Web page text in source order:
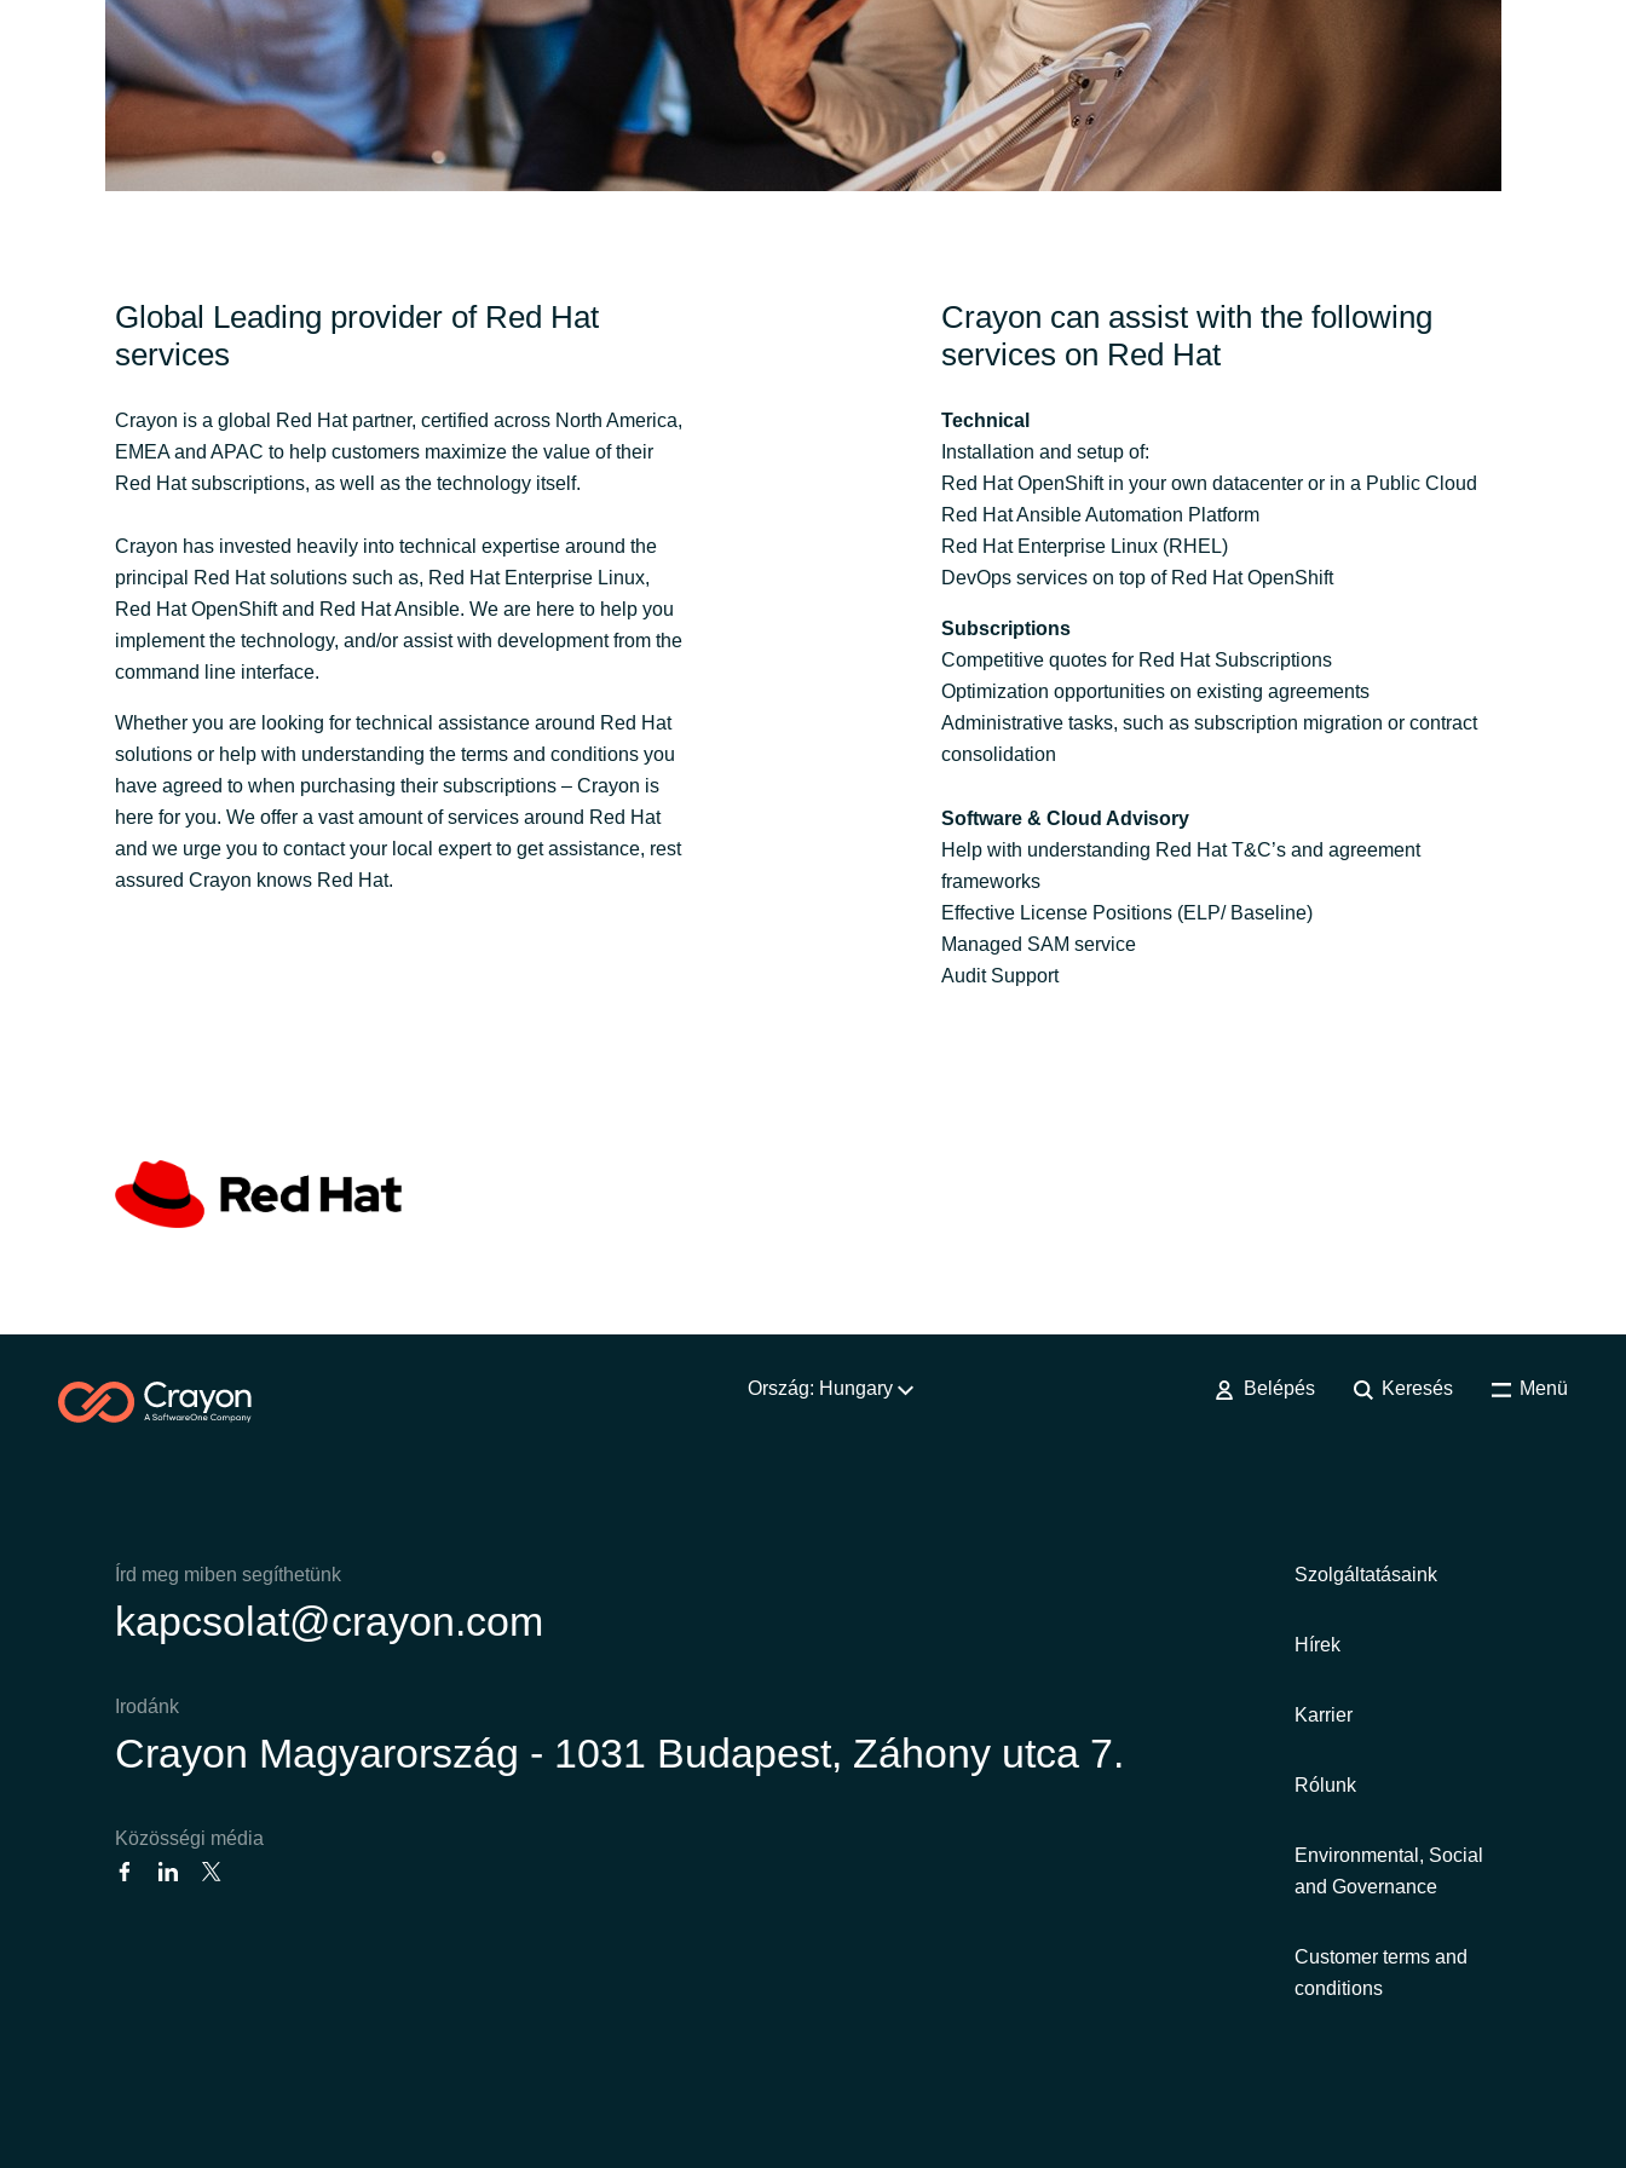
Sri Lanka Sweden
Ukraine United Kingdom
Global Leading provider of Red Hat
services
Crayon can assist with the following
services on Red Hat
Crayon is a global Red Hat partner, certified across North America,
EMEA and APAC to help customers maximize the value of their
Red Hat subscriptions, as well as the technology itself.
Crayon has invested heavily into technical expertise around the
principal Red Hat solutions such as, Red Hat Enterprise Linux,
Red Hat OpenShift and Red Hat Ansible. We are here to help you
implement the technology, and/or assist with development from the
command line interface.
Whether you are looking for technical assistance around Red Hat
solutions or help with understanding the terms and conditions you
have agreed to when purchasing their subscriptions – Crayon is
here for you. We offer a vast amount of services around Red Hat
and we urge you to contact your local expert to get assistance, rest
assured Crayon knows Red Hat.
Technical
Installation and setup of:
Red Hat OpenShift in your own datacenter or in a Public Cloud
Red Hat Ansible Automation Platform
Red Hat Enterprise Linux (RHEL)
DevOps services on top of Red Hat OpenShift
Subscriptions
Competitive quotes for Red Hat Subscriptions
Optimization opportunities on existing agreements
Administrative tasks, such as subscription migration or contract
consolidation
Software & Cloud Advisory
Help with understanding Red Hat T&C’s and agreement
frameworks
Effective License Positions (ELP/ Baseline)
Managed SAM service
Audit Support
Ország: Hungary Belépés Keresés Menü
Írd meg miben segíthetünk
kapcsolat@crayon.com
Irodánk
Crayon Magyarország - 1031 Budapest, Záhony utca 7.
Közösségi média
Szolgáltatásaink
Hírek
Karrier
Rólunk
Environmental, Social
and Governance
Customer terms and
conditions